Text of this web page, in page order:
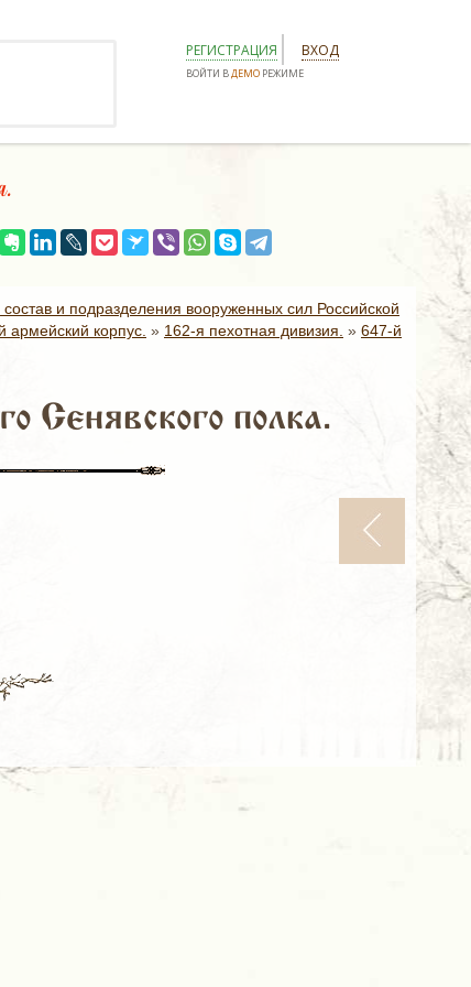
РЕГИСТРАЦИЯ ВХОД
ВОЙТИ ВДЕМО РЕЖИМЕ
состав и подразделения вооруженных сил Российской
армейский корпус. » 162-я пехотная дивизия. » 647-й
Сенявского полка.